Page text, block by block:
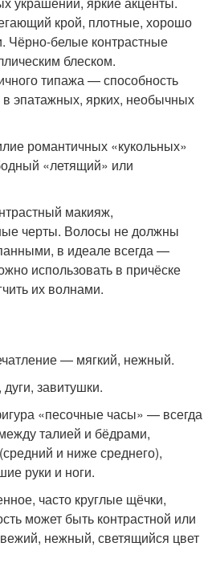
крой, плотные, хорошо
белые контрастные
блеском.
типажа — способность
в эпатажных, ярких, необычных
романтичных «кукольных»
«летящий» или
макияж,
черты. Волосы не должны
в идеале всегда —
использовать в причёске
их волнами.
— мягкий, нежный.
завитушки.
«песочные часы» — всегда
талией и бёдрами,
и ниже среднего),
руки и ноги.
часто круглые щёчки,
может быть контрастной или
нежный, светящийся цвет